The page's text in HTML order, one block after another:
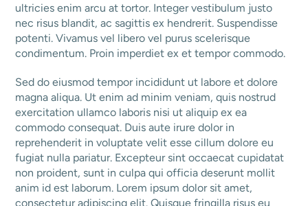
ultricies enim arcu at tortor. Integer vestibulum justo
nec risus blandit, ac sagittis ex hendrerit. Suspendisse
potenti. Vivamus vel libero vel purus scelerisque
condimentum. Proin imperdiet ex et tempor commodo.
Sed do eiusmod tempor incididunt ut labore et dolore
magna aliqua. Ut enim ad minim veniam, quis nostrud
exercitation ullamco laboris nisi ut aliquip ex ea
commodo consequat. Duis aute irure dolor in
reprehenderit in voluptate velit esse cillum dolore eu
fugiat nulla pariatur. Excepteur sint occaecat cupidatat
non proident, sunt in culpa qui officia deserunt mollit
anim id est laborum. Lorem ipsum dolor sit amet,
consectetur adipiscing elit. Quisque fringilla risus eu